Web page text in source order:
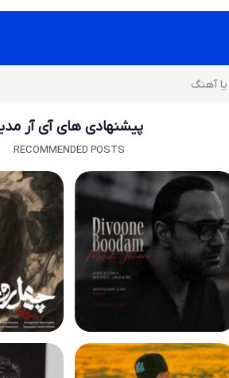
پیشنهادی های آی آر
RECOMMENDED POSTS